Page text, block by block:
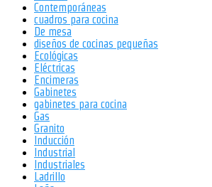
Contemporáneas
cuadros para cocina
De mesa
diseños de cocinas pequeñas
Ecológicas
Eléctricas
Encimeras
Gabinetes
gabinetes para cocina
Gas
Granito
Inducción
Industrial
Industriales
Ladrillo